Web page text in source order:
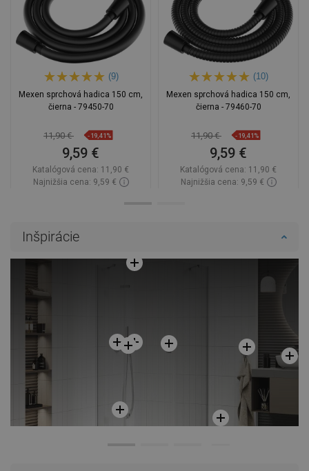
(9)
Mexen sprchová hadica 150 cm,
čierna - 79450-70
11,90 € -19,41%
9,59 €
Katalógová cena: 11,90 €
Najnižšia cena: 9,59 €
(10)
Mexen sprchová hadica 150 cm,
čierna - 79460-70
11,90 € -19,41%
9,59 €
Katalógová cena: 11,90 €
Najnižšia cena: 9,59 €
Inšpirácie